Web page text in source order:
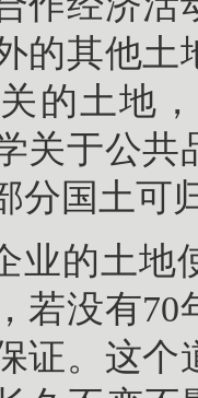
的其他
的土地
关于公
分国土可
业的土地
若没有
证。这个